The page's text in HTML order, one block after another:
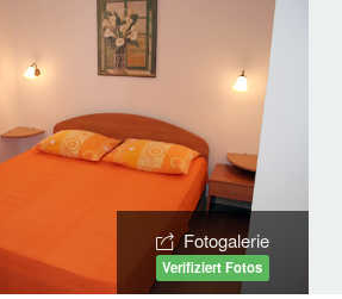
Fotogalerie
Verifiziert Fotos